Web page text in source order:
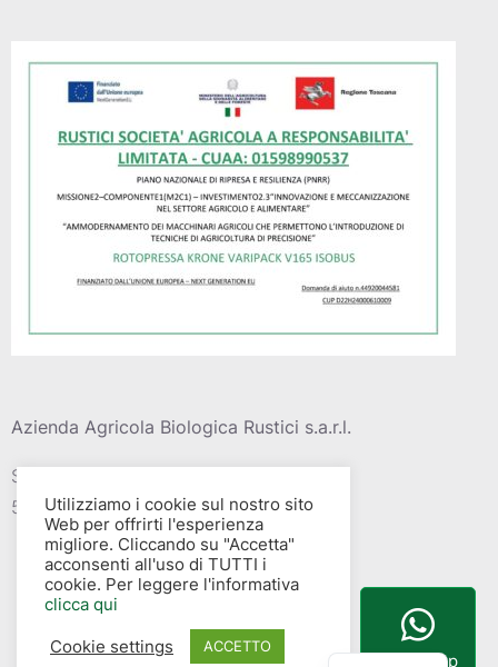
Azienda Agricola Biologica Rustici s.a.r.l.
Strada vic. Della barca del grazi, 4
58015 – Albinia (GR)
Utilizziamo i cookie sul nostro sito
Web per offrirti l'esperienza
migliore. Cliccando su "Accetta"
acconsenti all'uso di TUTTI i
cookie. Per leggere l'informativa
clicca qui
Cookie settings
ACCETTO
WhatsApp
English